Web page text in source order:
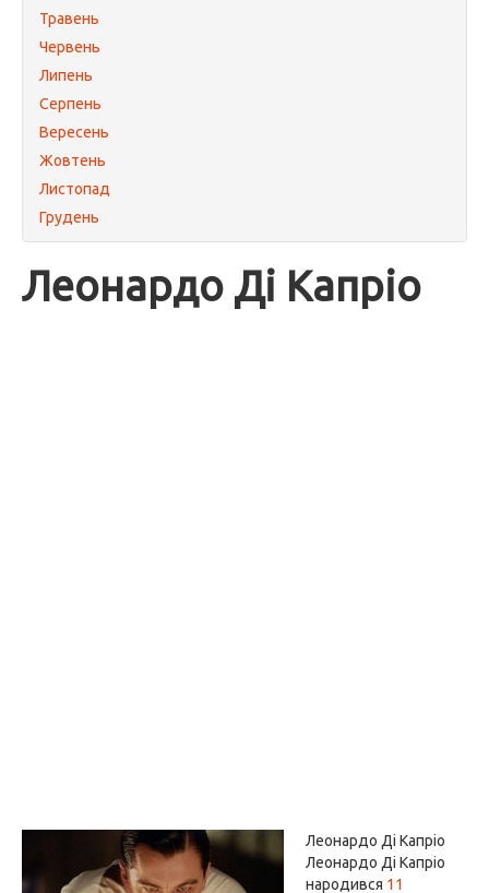
Травень
Червень
Липень
Серпень
Вересень
Жовтень
Листопад
Грудень
Леонардо Ді Капріо
Леонардо Ді Капріо
Леонардо Ді Капріо
народився 11